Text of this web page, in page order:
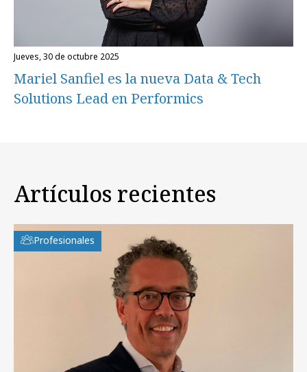
jueves, 30 de octubre 2025
Mariel Sanfiel es la nueva Data & Tech
Solutions Lead en Performics
Artículos recientes
Profesionales